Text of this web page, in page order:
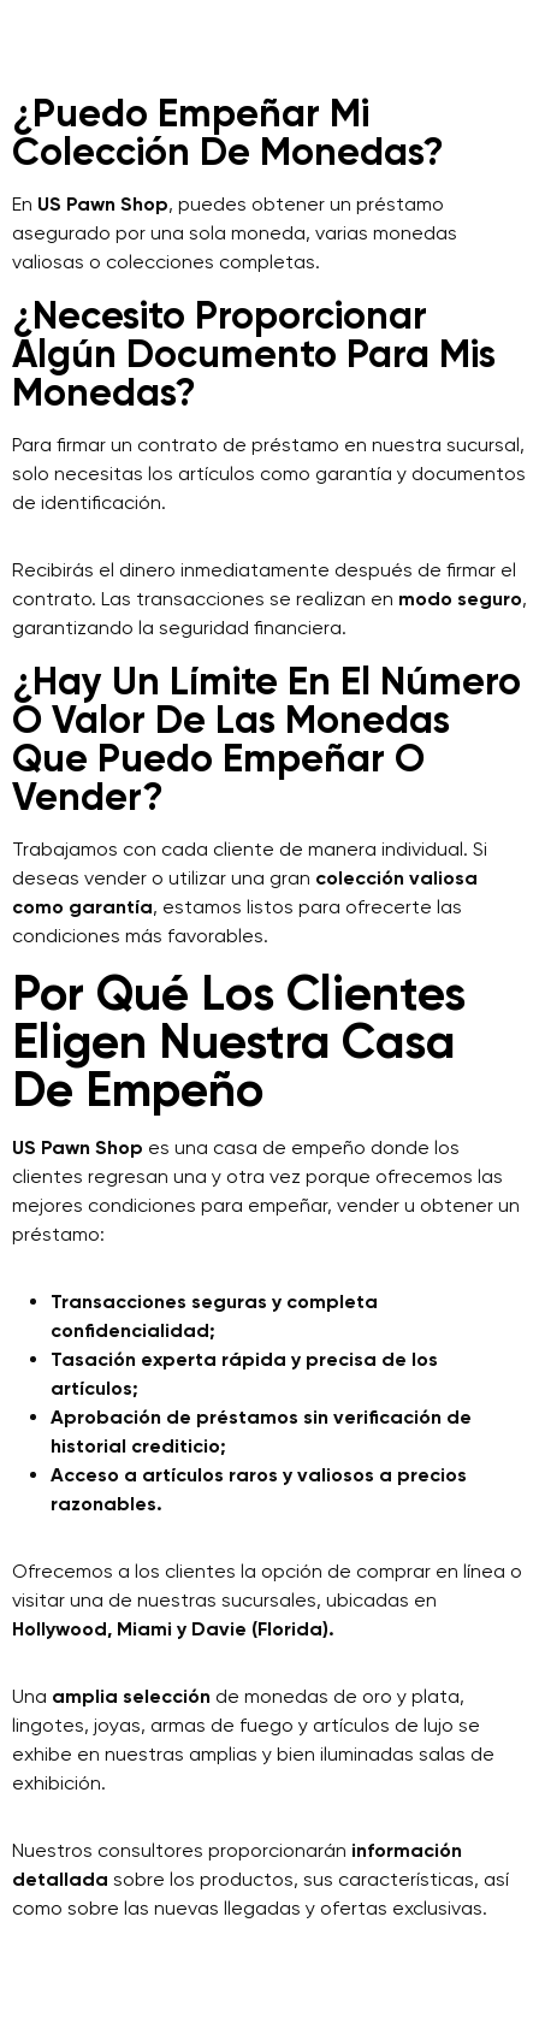
¿Puedo Empeñar Mi
Colección De Monedas?
En US Pawn Shop, puedes obtener un préstamo
asegurado por una sola moneda, varias monedas
valiosas o colecciones completas.
¿Necesito Proporcionar
Algún Documento Para Mis
Monedas?
Para firmar un contrato de préstamo en nuestra sucursal,
solo necesitas los artículos como garantía y documentos
de identificación.
Recibirás el dinero inmediatamente después de firmar el
contrato. Las transacciones se realizan en modo seguro,
garantizando la seguridad financiera.
¿Hay Un Límite En El Número
O Valor De Las Monedas
Que Puedo Empeñar O
Vender?
Trabajamos con cada cliente de manera individual. Si
deseas vender o utilizar una gran colección valiosa
como garantía, estamos listos para ofrecerte las
condiciones más favorables.
Por Qué Los Clientes
Eligen Nuestra Casa
De Empeño
US Pawn Shop es una casa de empeño donde los
clientes regresan una y otra vez porque ofrecemos las
mejores condiciones para empeñar, vender u obtener un
préstamo:
Transacciones seguras y completa
confidencialidad;
Tasación experta rápida y precisa de los
artículos;
Aprobación de préstamos sin verificación de
historial crediticio;
Acceso a artículos raros y valiosos a precios
razonables.
Ofrecemos a los clientes la opción de comprar en línea o
visitar una de nuestras sucursales, ubicadas en
Hollywood, Miami y Davie (Florida).
Una amplia selección de monedas de oro y plata,
lingotes, joyas, armas de fuego y artículos de lujo se
exhibe en nuestras amplias y bien iluminadas salas de
exhibición.
Nuestros consultores proporcionarán información
detallada sobre los productos, sus características, así
como sobre las nuevas llegadas y ofertas exclusivas.